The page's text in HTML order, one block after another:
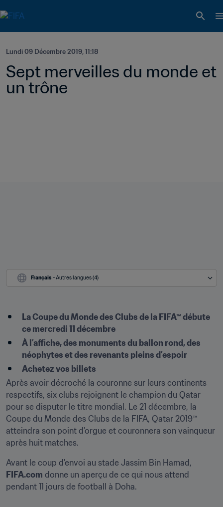
Lundi 09 Décembre 2019, 11:18
Sept merveilles du monde et
un trône
Français - Autres langues (4)
La Coupe du Monde des Clubs de la FIFA™ débute
ce mercredi 11 décembre
À l’affiche, des monuments du ballon rond, des
néophytes et des revenants pleins d’espoir
Achetez vos billets
Après avoir décroché la couronne sur leurs continents
respectifs, six clubs rejoignent le champion du Qatar
pour se disputer le titre mondial. Le 21 décembre, la
Coupe du Monde des Clubs de la FIFA, Qatar 2019™
atteindra son point d’orgue et couronnera son vainqueur
après huit matches.
FIFA.com donne un aperçu de ce qui nous attend
pendant 11 jours de football à Doha.